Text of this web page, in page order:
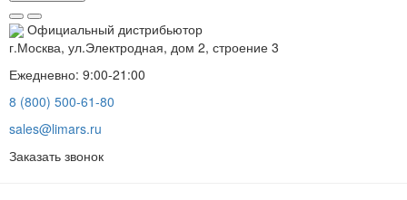
Официальный дистрибьютор
г.Москва, ул.Электродная, дом 2, строение 3
Ежедневно: 9:00-21:00
8 (800) 500-61-80
sales@limars.ru
Заказать звонок